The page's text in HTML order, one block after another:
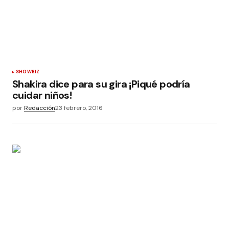
SHOWBIZ
Shakira dice para su gira ¡Piqué podría
cuidar niños!
porRedacción23 febrero, 2016